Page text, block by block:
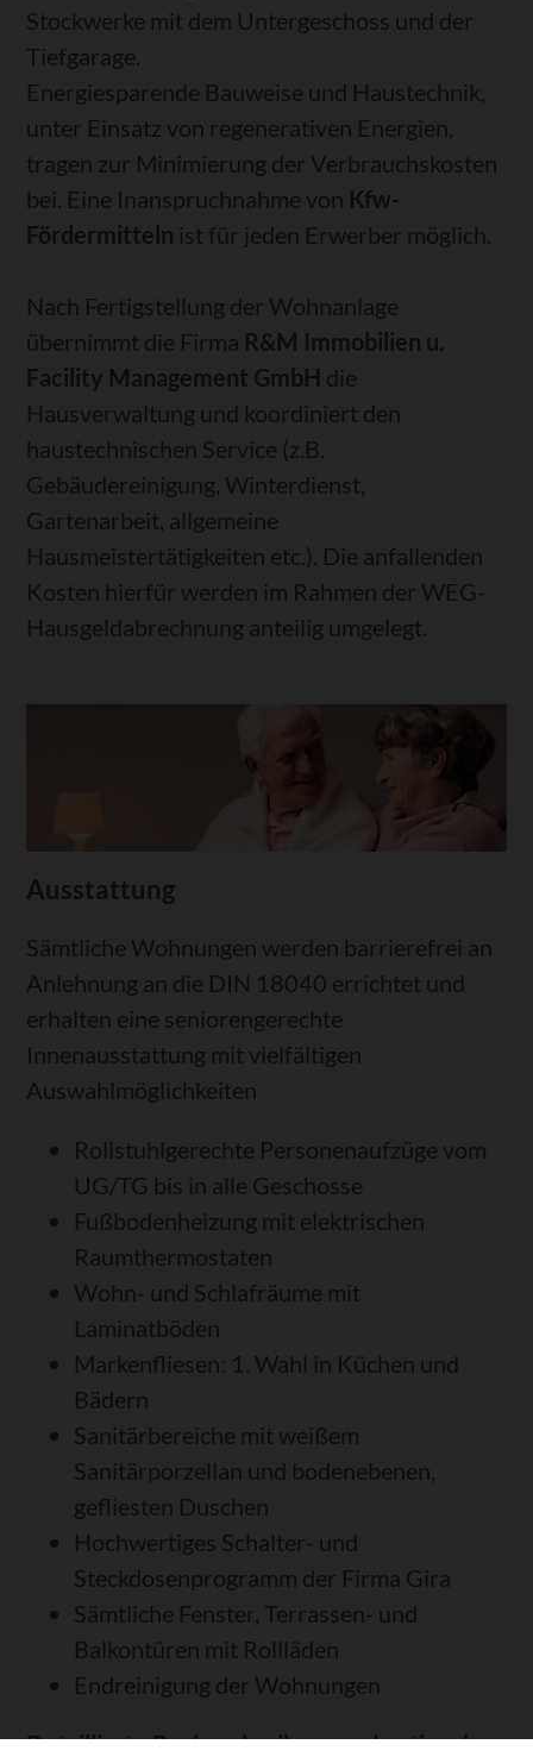
Stockwerke mit dem Untergeschoss und der
Tiefgarage.
Energiesparende Bauweise und Haustechnik,
unter Einsatz von regenerativen Energien,
tragen zur Minimierung der Verbrauchskosten
bei. Eine Inanspruchnahme von Kfw-
Fördermitteln ist für jeden Erwerber möglich.
Nach Fertigstellung der Wohnanlage
übernimmt die Firma R&M Immobilien u.
Facility Management GmbH die
Hausverwaltung und koordiniert den
haustechnischen Service (z.B.
Gebäudereinigung, Winterdienst,
Gartenarbeit, allgemeine
Hausmeistertätigkeiten etc.). Die anfallenden
Kosten hierfür werden im Rahmen der WEG-
Hausgeldabrechnung anteilig umgelegt.
Ausstattung
Sämtliche Wohnungen werden barrierefrei an
Anlehnung an die DIN 18040 errichtet und
erhalten eine seniorengerechte
Innenausstattung mit vielfältigen
Auswahlmöglichkeiten
Rollstuhlgerechte Personenaufzüge vom
UG/TG bis in alle Geschosse
Fußbodenheizung mit elektrischen
Raumthermostaten
Wohn- und Schlafräume mit
Laminatböden
Markenfliesen: 1. Wahl in Küchen und
Bädern
Sanitärbereiche mit weißem
Sanitärporzellan und bodenebenen,
gefliesten Duschen
Hochwertiges Schalter- und
Steckdosenprogramm der Firma Gira
Sämtliche Fenster, Terrassen- und
Balkontüren mit Rollläden
Endreinigung der Wohnungen
Detaillierte Baubeschreibung und optionale